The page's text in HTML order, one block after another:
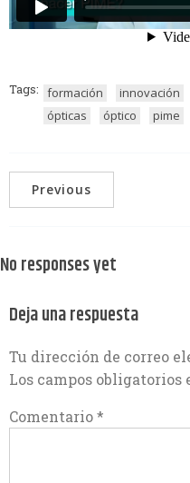
Tags: formación innovación
ópticas
óptico pime
Previous
No responses yet
Deja una respuesta
Tu dirección de correo
Los campos obligatorios
Comentario*